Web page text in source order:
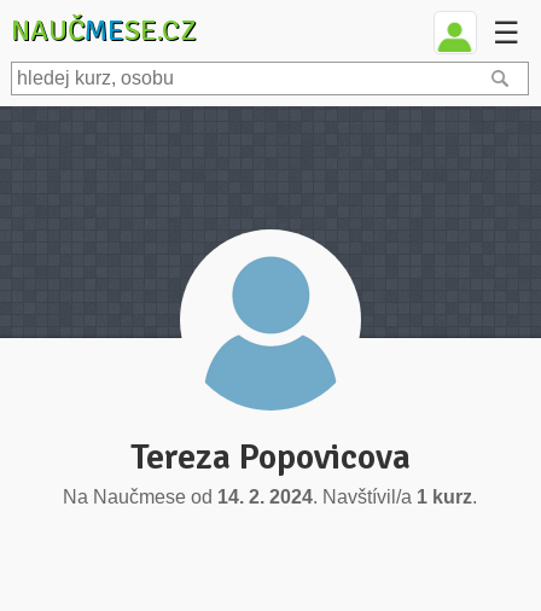
NAUČMESE.CZ ☰
Tereza Popovicova
Na Naučmese od 14. 2. 2024. Navštívil/a 1 kurz.